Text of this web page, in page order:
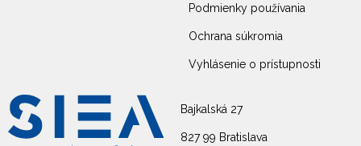
Bajkalská 27
827 99 Bratislava
Podmienky používania
Ochrana súkromia
Vyhlásenie o prístupnosti